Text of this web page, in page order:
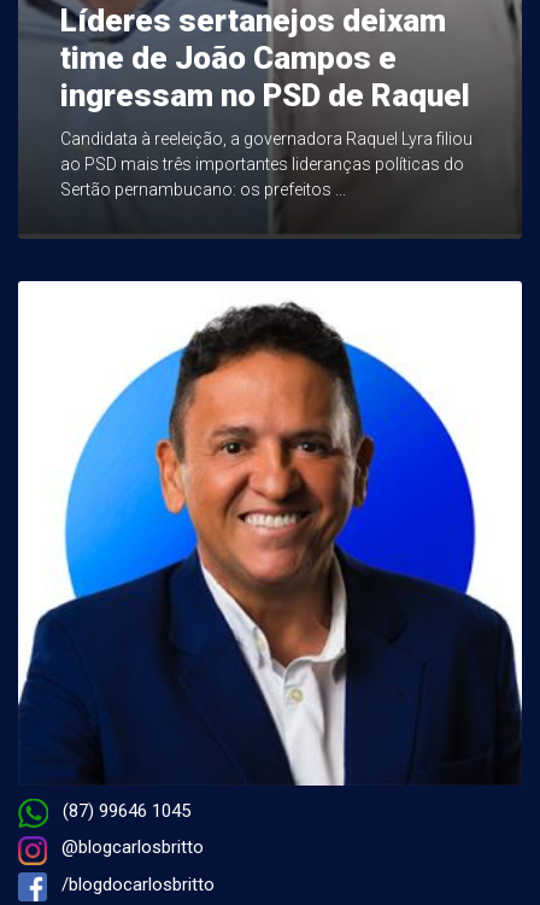
Líderes sertanejos deixam
time de João Campos e
ingressam no PSD de Raquel
Candidata à reeleição, a governadora Raquel Lyra filiou
ao PSD mais três importantes lideranças políticas do
Sertão pernambucano: os prefeitos ...
(87) 99646 1045
@blogcarlosbritto
/blogdocarlosbritto